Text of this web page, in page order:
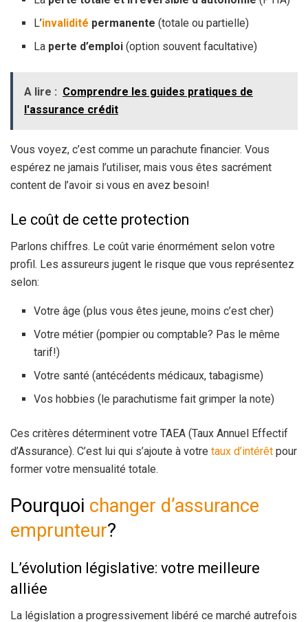
L’invalidité permanente (totale ou partielle)
La perte d’emploi (option souvent facultative)
A lire : Comprendre les guides pratiques de
l'assurance crédit
Vous voyez, c’est comme un parachute financier. Vous
espérez ne jamais l’utiliser, mais vous êtes sacrément
content de l’avoir si vous en avez besoin!
Le coût de cette protection
Parlons chiffres. Le coût varie énormément selon votre
profil. Les assureurs jugent le risque que vous représentez
selon:
Votre âge (plus vous êtes jeune, moins c’est cher)
Votre métier (pompier ou comptable? Pas le même
tarif!)
Votre santé (antécédents médicaux, tabagisme)
Vos hobbies (le parachutisme fait grimper la note)
Ces critères déterminent votre TAEA (Taux Annuel Effectif
d’Assurance). C’est lui qui s’ajoute à votre taux d’intérêt pour
former votre mensualité totale.
Pourquoi changer d’assurance
emprunteur?
L’évolution législative: votre meilleure
alliée
La législation a progressivement libéré ce marché autrefois